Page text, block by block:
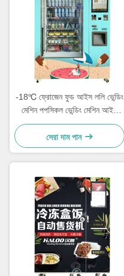
-18℃ ফ্রোজেন ফুড আইস ললি ভেন্ডিং
মেশিন পপসিকল ভেন্ডিং মেশিন আইস
কোন ভেন্ডিং মেশিন
সেরা দাম পান